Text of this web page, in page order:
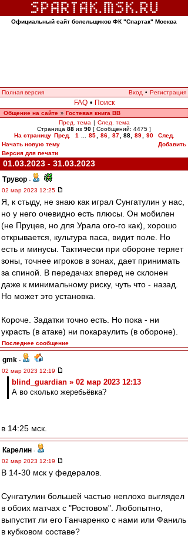
Официальный сайт болельщиков ФК "Спартак" Москва
Полная версия Вход • Регистрация
FAQ • Поиск
Общение на сайте » Гостевая книга ВВ
Пред. тема | След. тема
Страница 88 из 90 [ Сообщений: 4475 ]
На страницу Пред. 1 85 86 87 88, 89 90
След.
Начать новую тему
Добавить
Версия для печати
01.03.2023 - 31.03.2023
Трувор -
02 мар 2023 12:25
Я, к стыду, не знаю как играл Сунгатулин у нас,
но у него очевидно есть плюсы. Он мобилен
(не Пруцев, но для Урала ого-го как), хорошо
открывается, культура паса, видит поле. Но
есть и минусы. Тактически при обороне теряет
зоны, точнее игроков в зонах, дает принимать
за спиной. В передачах вперед не склонен
даже к минимальному риску, чуть что - назад.
Но может это установка.
Короче. Задатки точно есть. Но пока - ни
украсть (в атаке) ни покараулить (в обороне).
Последнее сообщение
gmk -
02 мар 2023 12:19
blind_guardian » 02 мар 2023 12:13
А во сколько жеребьёвка?
в 14:25 мск.
Карелин -
02 мар 2023 12:19
В 14-30 мск у федералов.
Сунгатулин большей частью неплохо выглядел
в обоих матчах с "Ростовом". Любопытно,
выпустит ли его Ганчаренко с нами или Фаниль
в кубковом составе?